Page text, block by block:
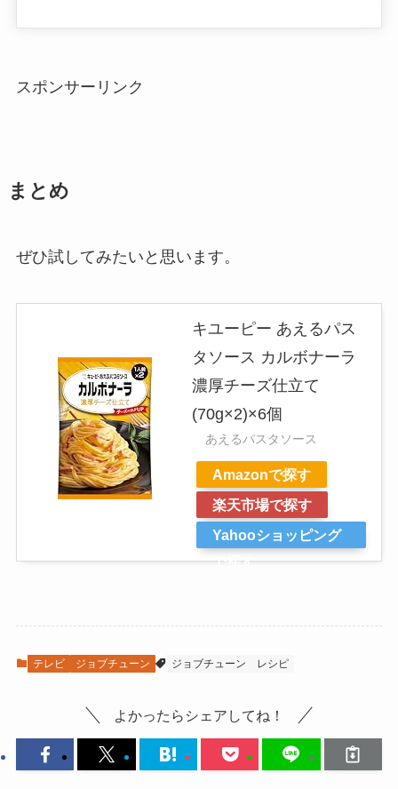
スポンサーリンク
まとめ
ぜひ試してみたいと思います。
キユーピー あえるパス
タソース カルボナーラ
濃厚チーズ仕立て
(70g×2)×6個
あえるパスタソース
Amazonで探す
楽天市場で探す
Yahooショッピング
で探す
テレビ ジョブチューン ジョブチューン レシピ
よかったらシェアしてね！